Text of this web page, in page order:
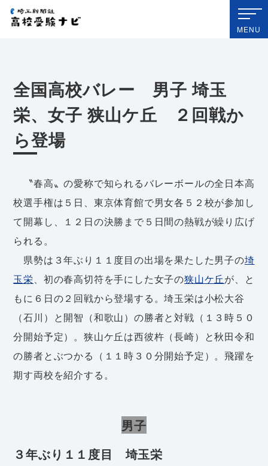
埼玉新聞社 高校受験ナビ
MENU
全国高校バレー 男子 埼玉
栄、女子 狭山ケ丘 ２回戦か
ら登場
〝春高〟の愛称で知られるバレーボールの全日本高
校選手権は５日、東京体育館で男女各５２校が参加し
て開幕し、１２日の決勝まで５日間の熱戦が繰り広げ
られる。
県勢は３年ぶり１１度目の出場を果たした男子の埼
玉栄、初の春高切符を手にした女子の狭山ケ丘が、と
もに６日の２回戦から登場する。埼玉栄は小松大谷
（石川）と開智（和歌山）の勝者と対戦（１３時５０
分開始予定）。狭山ケ丘は西彼杵（長崎）と秋田令和
の勝者とぶつかる（１１時３０分開始予定）。飛躍を
期す両校を紹介する。
男子
３年ぶり１１度目 埼玉栄